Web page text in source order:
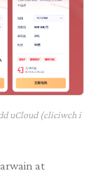
uCloud (cliciwch i
at